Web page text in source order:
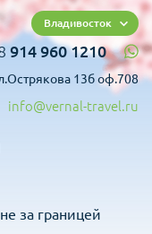
Владивосток
914 960 1210
13б оф.708
info@vernal-travel.ru
за границей